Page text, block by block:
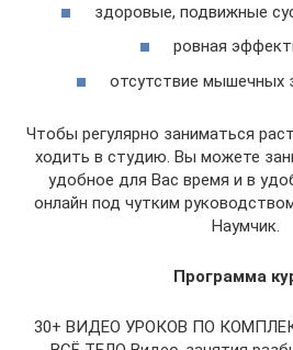
здоровые, подвижные
ровная
отсутствие мышечных
Чтобы регулярно заниматься
ходить в студию. Вы можете
удобное для Вас время и в
онлайн под чутким
Наумчик.
Программа
30+ ВИДЕО УРОКОВ ПО